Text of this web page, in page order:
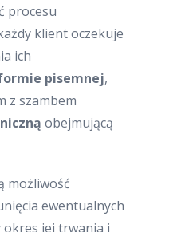
procesu
klient oczekuje
ich
pisemnej,
z szambem
obejmującą
możliwość
ewentualnych
okres jej trwania i